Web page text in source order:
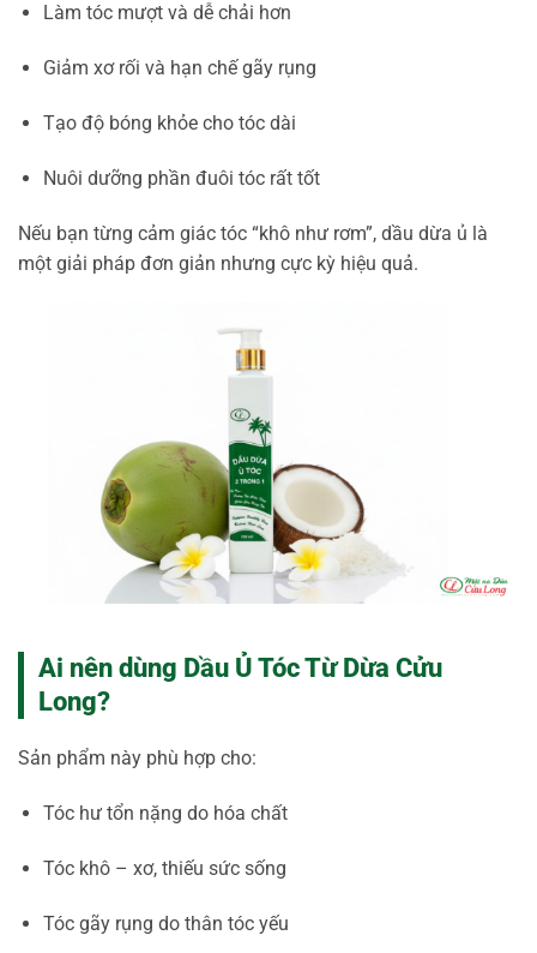
Làm tóc mượt và dễ chải hơn
Giảm xơ rối và hạn chế gãy rụng
Tạo độ bóng khỏe cho tóc dài
Nuôi dưỡng phần đuôi tóc rất tốt
Nếu bạn từng cảm giác tóc “khô như rơm”, dầu dừa ủ là
một giải pháp đơn giản nhưng cực kỳ hiệu quả.
Ai nên dùng Dầu Ủ Tóc Từ Dừa Cửu
Long?
Sản phẩm này phù hợp cho:
Tóc hư tổn nặng do hóa chất
Tóc khô – xơ, thiếu sức sống
Tóc gãy rụng do thân tóc yếu